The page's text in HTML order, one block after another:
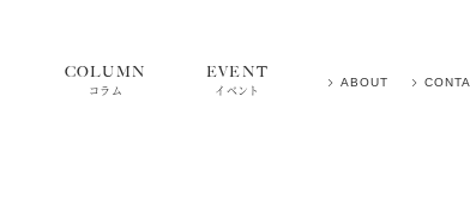
COLUMN
コラム
EVENT
イベント ABOUT